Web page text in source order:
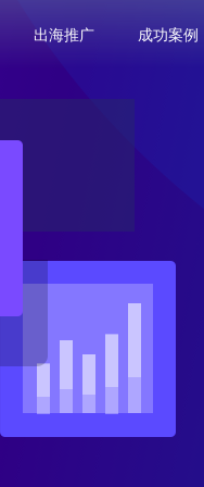
出海推广 成功案例